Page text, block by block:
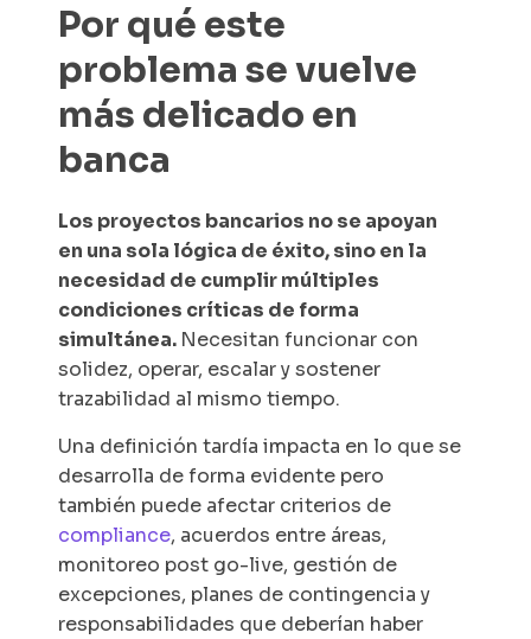
Por qué este
problema se vuelve
más delicado en
banca
Los proyectos bancarios no se apoyan
en una sola lógica de éxito, sino en la
necesidad de cumplir múltiples
condiciones críticas de forma
simultánea. Necesitan funcionar con
solidez, operar, escalar y sostener
trazabilidad al mismo tiempo.
Una definición tardía impacta en lo que se
desarrolla de forma evidente pero
también puede afectar criterios de
compliance, acuerdos entre áreas,
monitoreo post go-live, gestión de
excepciones, planes de contingencia y
responsabilidades que deberían haber